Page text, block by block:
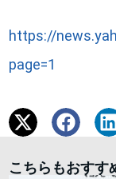
https://
page=1
こちらもおすす